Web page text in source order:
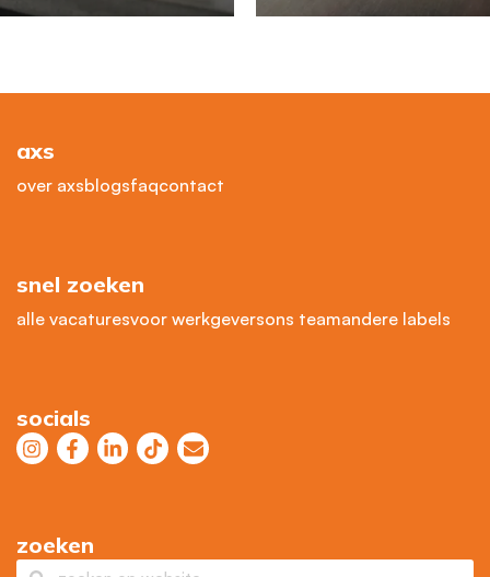
bij sollicitatiegesprek
machine operator?
axs
over axsblogsfaqcontact
snel zoeken
alle vacaturesvoor werkgeversons teamandere labels
socials
zoeken